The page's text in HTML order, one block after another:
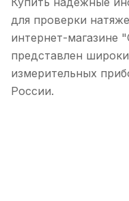
для проверки
интернет-магазине
представлен
измерительных
России.